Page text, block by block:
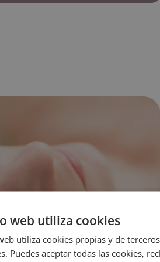
web utiliza cookies
utiliza cookies propias y de
Puedes aceptar todas las cookies,